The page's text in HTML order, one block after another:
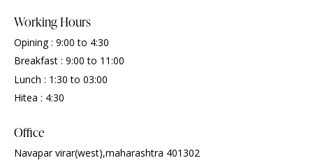
Working Hours
Opining : 9:00 to 4:30
Breakfast : 9:00 to 11:00
Lunch : 1:30 to 03:00
Hitea : 4:30
Office
Navapar virar(west),maharashtra 401302